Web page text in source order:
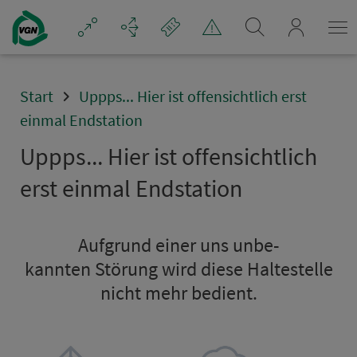
Navigation überspringen
Start
Uppps... Hier ist offensichtlich erst
einmal Endstation
Uppps... Hier ist offensichtlich
erst einmal Endsta­ti­on
Aufgrund einer uns un­be­
kannten Störung wird diese Hal­te­stel­le
nicht mehr bedient.